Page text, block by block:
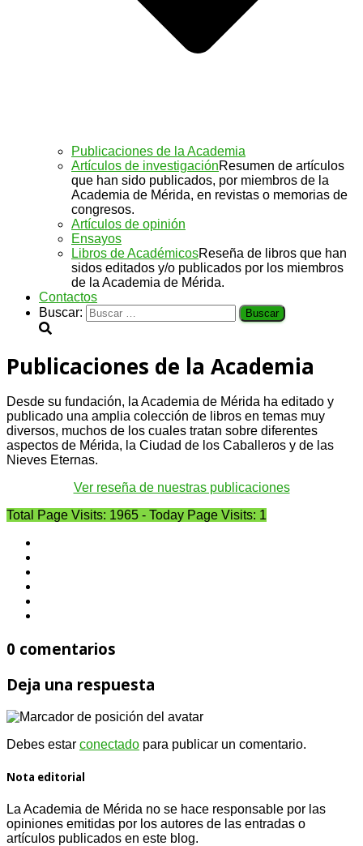
Publicaciones de la Academia
Artículos de investigaciónResumen de artículos
que han sido publicados, por miembros de la
Academia de Mérida, en revistas o memorias de
congresos.
Artículos de opinión
Ensayos
Libros de AcadémicosReseña de libros que han
sidos editados y/o publicados por los miembros
de la Academia de Mérida.
Contactos
Buscar:
Publicaciones de la Academia
Desde su fundación, la Academia de Mérida ha editado y
publicado una amplia colección de libros en temas muy
diversos, muchos de los cuales tratan sobre diferentes
aspectos de Mérida, la Ciudad de los Caballeros y de las
Nieves Eternas.
Ver reseña de nuestras publicaciones
Total Page Visits: 1965 - Today Page Visits: 1
0 comentarios
Deja una respuesta
Debes estar conectado para publicar un comentario.
Nota editorial
La Academia de Mérida no se hace responsable por las
opiniones emitidas por los autores de las entradas o
artículos publicados en este blog.